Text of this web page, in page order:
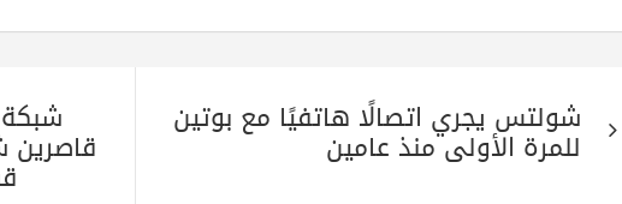
المقالاتشولتس يجري اتصالًا هاتفيًا مع بوتين
للمرة الأولى منذ عامين قاصرين